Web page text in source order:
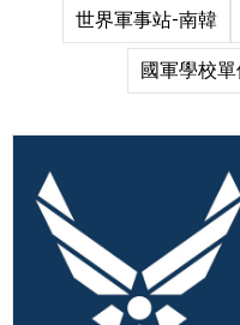
世界軍事站-南韓
國軍學校單